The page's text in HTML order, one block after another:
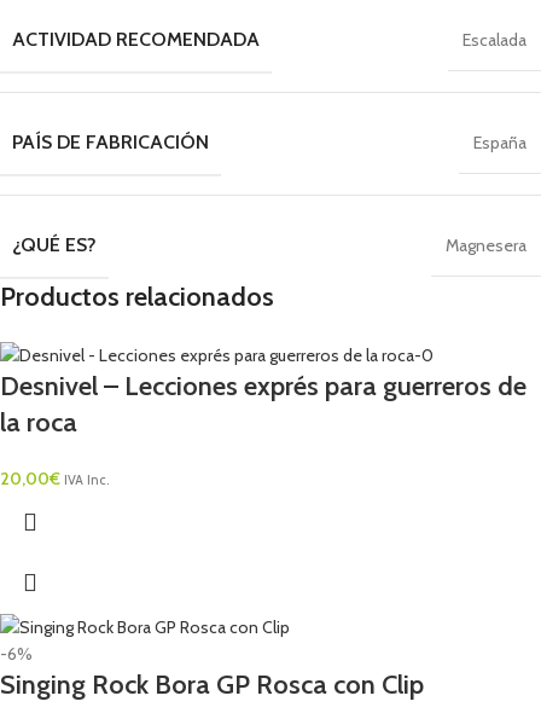
ACTIVIDAD RECOMENDADA Escalada
PAÍS DE FABRICACIÓN España
¿QUÉ ES? Magnesera
Productos relacionados
Desnivel – Lecciones exprés para guerreros de
la roca
20,00€ IVA Inc.
-6%
Singing Rock Bora GP Rosca con Clip